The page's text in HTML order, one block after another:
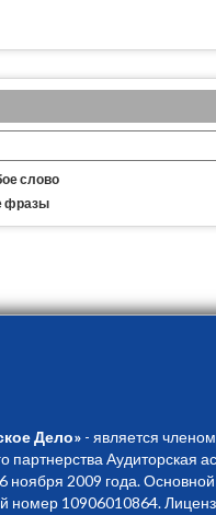
слово
фразы
Дело» - является членом
партнерства Аудиторская
ноября 2009 года. Основной
номер 10906010864.